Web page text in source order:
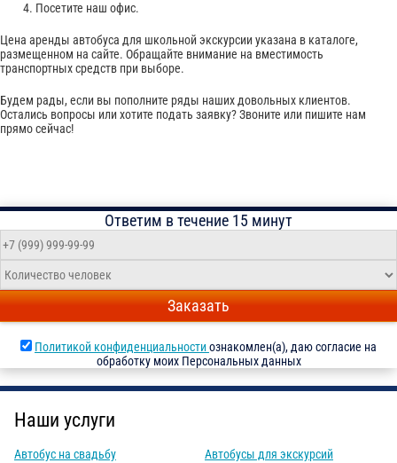
Посетите наш офис.
Цена аренды автобуса для школьной экскурсии указана в каталоге,
размещенном на сайте. Обращайте внимание на вместимость
транспортных средств при выборе.
Будем рады, если вы пополните ряды наших довольных клиентов.
Остались вопросы или хотите подать заявку? Звоните или пишите нам
прямо сейчас!
Ответим в течение 15 минут
Заказать
Политикой конфиденциальностиознакомлен(а), даю согласие на
обработку моих Персональных данных
Наши услуги
Автобус на свадьбу
Автобусы для экскурсий